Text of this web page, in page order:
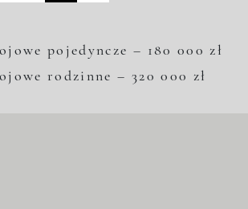
pojedyncze – 180 000 zł
rodzinne – 320 000 zł